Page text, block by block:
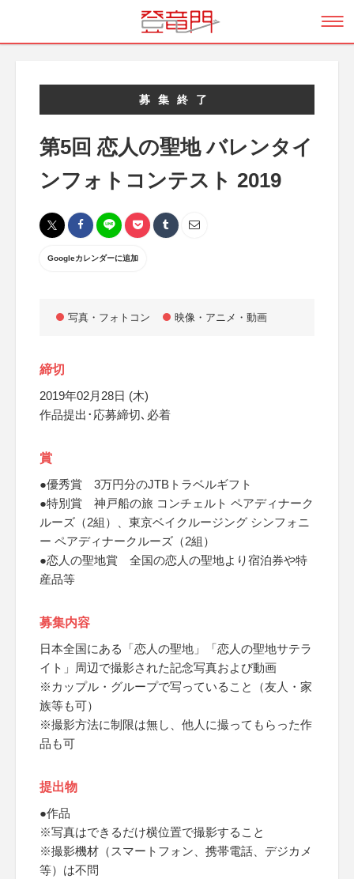
募集終了
第5回 恋人の聖地 バレンタイ
ンフォトコンテスト 2019
Googleカレンダーに追加
写真・フォトコン 映像・アニメ・動画
締切
2019年02月28日 (木)
作品提出･応募締切､必着
賞
●優秀賞 3万円分のJTBトラベルギフト
●特別賞 神戸船の旅 コンチェルト ペアディナーク
ルーズ（2組）、東京ベイクルージング シンフォニ
ー ペアディナークルーズ（2組）
●恋人の聖地賞 全国の恋人の聖地より宿泊券や特
産品等
募集内容
日本全国にある「恋人の聖地」「恋人の聖地サテラ
イト」周辺で撮影された記念写真および動画
※カップル・グループで写っていること（友人・家
族等も可）
※撮影方法に制限は無し、他人に撮ってもらった作
品も可
提出物
●作品
※写真はできるだけ横位置で撮影すること
※撮影機材（スマートフォン、携帯電話、デジカメ
等）は不問